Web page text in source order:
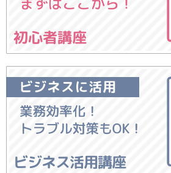
初心者講座
ビジネス活用講座